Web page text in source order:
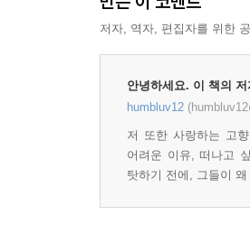
· 지자체 행정 실무의 3가
· 룰 자체를 엎어야 한다
제2부.지방을 살린다는
1장. 마스다의 망령과 빈
· 숫자를 세다 사람을 잃
· 올바른 방향, 비어 있는
저자, 역자, 편집자를 위한
안녕하세요. 이 책의
humbluv12
저 또한 사랑하는 고
어려운 이유, 떠나고
탓하기 전에, 그들이